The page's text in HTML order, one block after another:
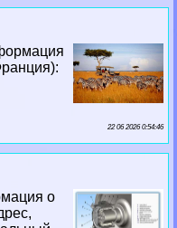
22 06 2026 0:54:46
о